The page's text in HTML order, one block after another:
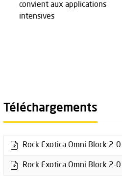
convient aux applications
intensives
Téléchargements
Rock Exotica Omni Block 2-
Rock Exotica Omni Block 2-